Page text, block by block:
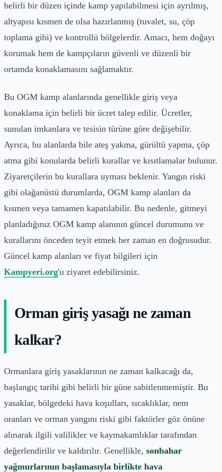
belirli bir düzen içinde kamp yapılabilmesi için ayrılmış,
altyapısı kısmen de olsa hazırlanmış (tuvalet, su, çöp
toplama gibi) ve kontrollü bölgelerdir. Amacı, hem doğayı
korumak hem de kampçıların güvenli ve düzenli bir
ortamda konaklamasını sağlamaktır.
Bu OGM kamp alanlarında genellikle giriş veya
konaklama için belirli bir ücret talep edilir. Ücretler,
sunulan imkanlara ve tesisin türüne göre değişebilir.
Ayrıca, bu alanlarda bile ateş yakma, gürültü yapma, çöp
atma gibi konularda belirli kurallar ve kısıtlamalar bulunur.
Ziyaretçilerin bu kurallara uyması beklenir. Yangın riski
gibi olağanüstü durumlarda, OGM kamp alanları da
kısmen veya tamamen kapatılabilir. Bu nedenle, gitmeyi
planladığınız OGM kamp alanının güncel durumunu ve
kurallarını önceden teyit etmek her zaman en doğrusudur.
Güncel kamp alanları ve fiyat bilgileri için
Kampyeri.org'u ziyaret edebilirsiniz.
Orman giriş yasağı ne zaman
kalkar?
Ormanlara giriş yasaklarının ne zaman kalkacağı da,
başlangıç tarihi gibi belirli bir güne sabitlenmemiştir. Bu
yasaklar, bölgedeki hava koşulları, sıcaklıklar, nem
oranları ve orman yangını riski gibi faktörler göz önüne
alınarak ilgili valilikler ve kaymakamlıklar tarafından
değerlendirilir ve kaldırılır. Genellikle, sonbahar
yağmurlarının başlamasıyla birlikte hava